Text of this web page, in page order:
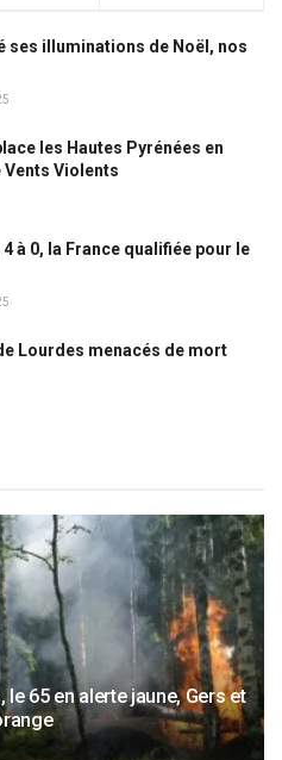
ses illuminations de Noël, nos
les Hautes Pyrénées en
Violents
à 0, la France qualifiée pour le
Lourdes menacés de mort
65 en alerte jaune, Gers et